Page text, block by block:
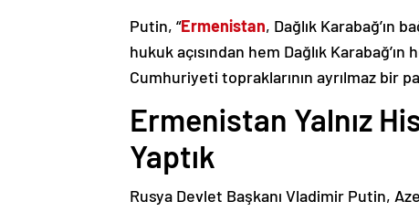
Putin, “Ermenistan, Dağlık Karabağ’ın
hukuk açısından hem Dağlık
Cumhuriyeti topraklarının ayrılmaz bir
Ermenistan Yalnız
Yaptık
Rusya Devlet Başkanı Vladimir Putin,